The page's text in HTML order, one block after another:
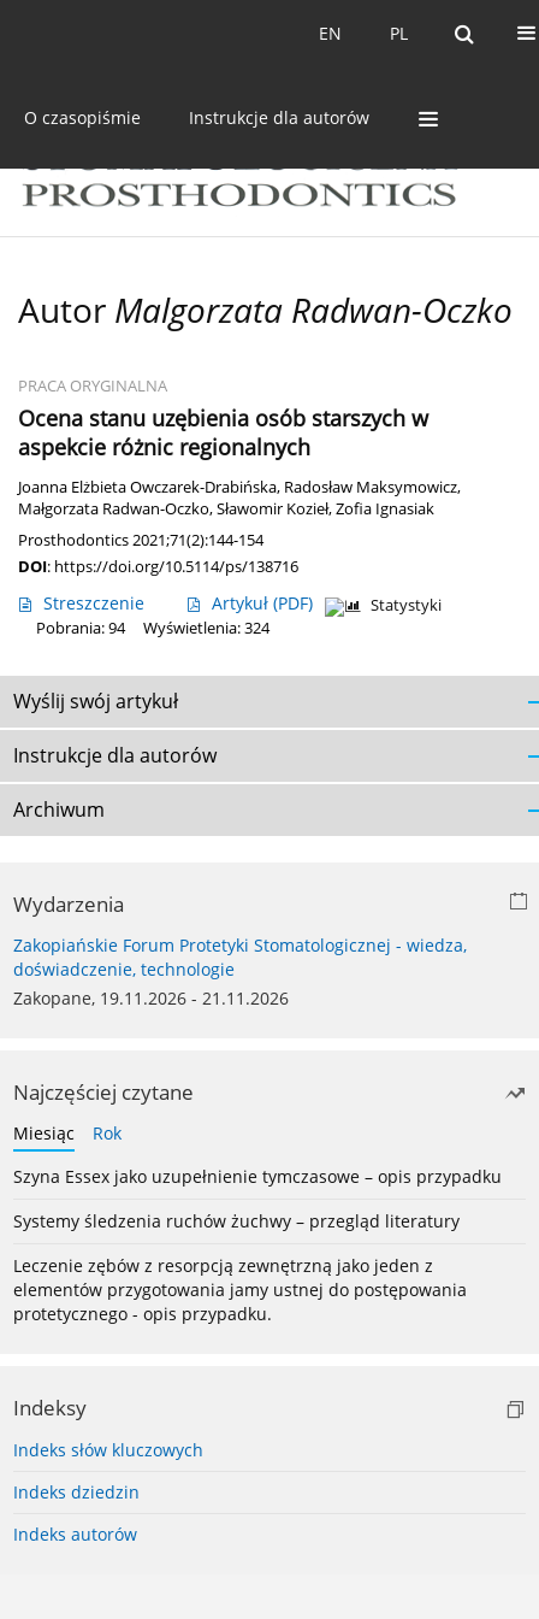
PL
EN PL
EN
O czasopiśmie Instrukcje dla autorów
Autor Malgorzata Radwan-Oczko
PRACA ORYGINALNA
Ocena stanu uzębienia osób starszych w
aspekcie różnic regionalnych
Joanna Elżbieta Owczarek-Drabińska, Radosław Maksymowicz,
Małgorzata Radwan-Oczko,Sławomir Kozieł,Zofia Ignasiak
Prosthodontics 2021;71(2):144-154
DOI: https://doi.org/10.5114/ps/138716
Streszczenie Artykuł (PDF)
Statystyki
Pobrania: 94
Wyświetlenia: 324
Wyślij swój artykuł
Instrukcje dla autorów
Archiwum
Wydarzenia
Zakopiańskie Forum Protetyki Stomatologicznej - wiedza,
doświadczenie, technologie
Zakopane, 19.11.2026 - 21.11.2026
Najczęściej czytane
Miesiąc
Rok
Szyna Essex jako uzupełnienie tymczasowe – opis przypadku
Systemy śledzenia ruchów żuchwy – przegląd literatury
Leczenie zębów z resorpcją zewnętrzną jako jeden z
elementów przygotowania jamy ustnej do postępowania
protetycznego - opis przypadku.
Indeksy
Indeks słów kluczowych
Indeks dziedzin
Indeks autorów